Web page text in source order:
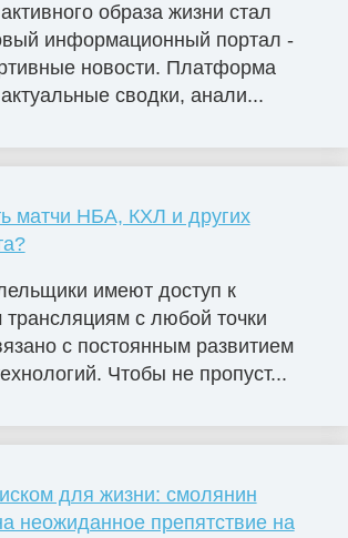
образа жизни стал
информационный портал -
новости. Платформа
сводки, анали...
матчи НБА, КХЛ и других
имеют доступ к
с любой точки
с постоянным развитием
Чтобы не пропуст...
для жизни: смолянин
неожиданное препятствие на